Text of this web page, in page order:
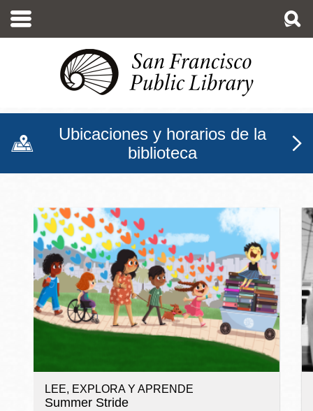
contenido
Ubicaciones y horarios de la
biblioteca
Biblioteca Pública de San
LEE, EXPLORA Y APRENDE
Summer Stride